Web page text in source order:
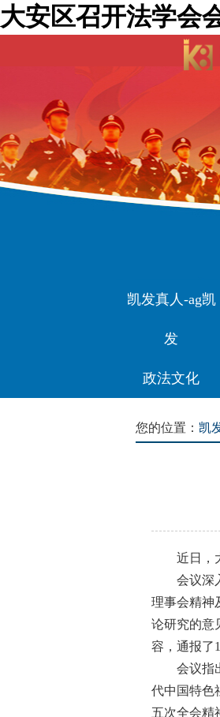
大安区召开法学会
凯发真人-ag凯
发
政法文化
您的位置： 凯
近日，大
会议深入
理事会精神
论研究的意
容，通报了
会议指出
代中国特色
五次全会精